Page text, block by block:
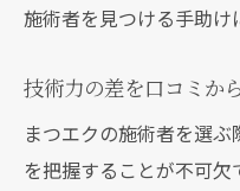
施術者を見つける手助け
技術力の差を口コミか
まつエクの施術者を選
を把握することが不可